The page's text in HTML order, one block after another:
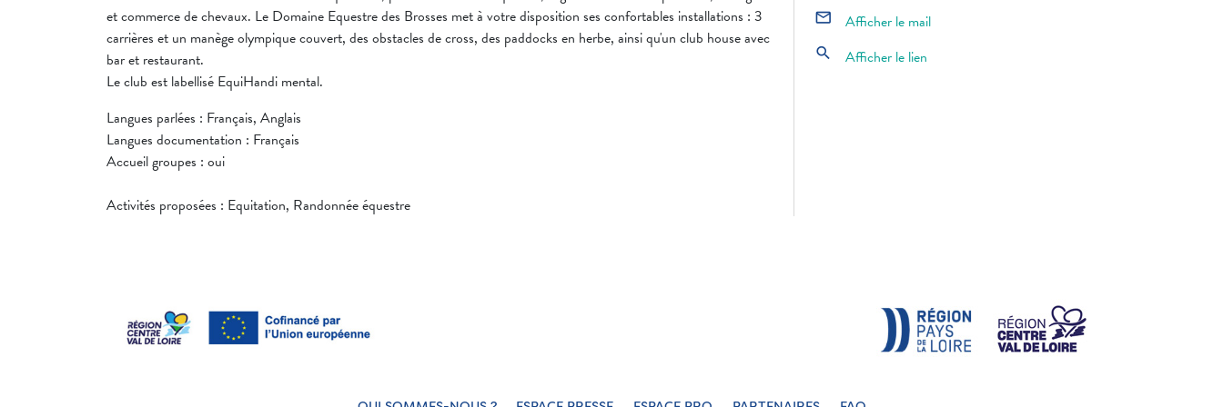
et commerce de chevaux. Le Domaine Equestre des Brosses met à votre disposition ses confortables installations : 3
carrières et un manège olympique couvert, des obstacles de cross, des paddocks en herbe, ainsi qu'un club house avec
bar et restaurant.
Le club est labellisé EquiHandi mental.
Langues parlées : Français, Anglais
Langues documentation : Français
Accueil groupes : oui
Activités proposées : Equitation, Randonnée équestre
mail_outline Afficher le mail
search Afficher le lien